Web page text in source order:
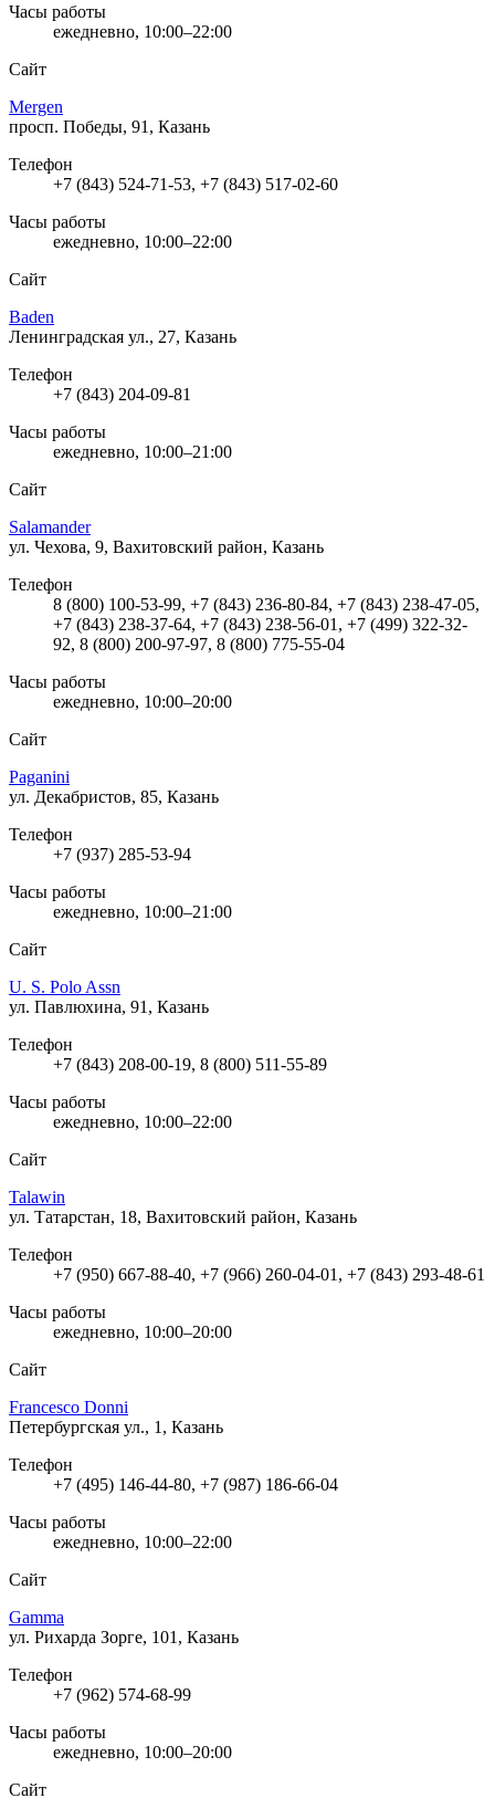
Часы работы
ежедневно, 10:00–22:00
Сайт
Mergen
просп. Победы, 91, Казань
Телефон
+7 (843) 524-71-53, +7 (843) 517-02-60
Часы работы
ежедневно, 10:00–22:00
Сайт
Baden
Ленинградская ул., 27, Казань
Телефон
+7 (843) 204-09-81
Часы работы
ежедневно, 10:00–21:00
Сайт
Salamander
ул. Чехова, 9, Вахитовский район, Казань
Телефон
8 (800) 100-53-99, +7 (843) 236-80-84, +7 (843) 238-47-05,
+7 (843) 238-37-64, +7 (843) 238-56-01, +7 (499) 322-32-
92, 8 (800) 200-97-97, 8 (800) 775-55-04
Часы работы
ежедневно, 10:00–20:00
Сайт
Paganini
ул. Декабристов, 85, Казань
Телефон
+7 (937) 285-53-94
Часы работы
ежедневно, 10:00–21:00
Сайт
U. S. Polo Assn
ул. Павлюхина, 91, Казань
Телефон
+7 (843) 208-00-19, 8 (800) 511-55-89
Часы работы
ежедневно, 10:00–22:00
Сайт
Talawin
ул. Татарстан, 18, Вахитовский район, Казань
Телефон
+7 (950) 667-88-40, +7 (966) 260-04-01, +7 (843) 293-48-61
Часы работы
ежедневно, 10:00–20:00
Сайт
Francesco Donni
Петербургская ул., 1, Казань
Телефон
+7 (495) 146-44-80, +7 (987) 186-66-04
Часы работы
ежедневно, 10:00–22:00
Сайт
Gamma
ул. Рихарда Зорге, 101, Казань
Телефон
+7 (962) 574-68-99
Часы работы
ежедневно, 10:00–20:00
Сайт